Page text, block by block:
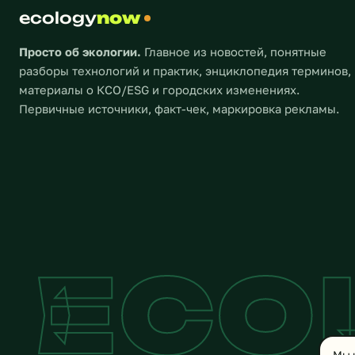
контексте повышения
ecologynow
Просто об экологии. Главное из новостей, понятные
разборы технологий и практик, энциклопедия терминов,
материалы о КСО/ESG и городских изменениях.
Первичные источники, факт-чек, маркировка рекламы.